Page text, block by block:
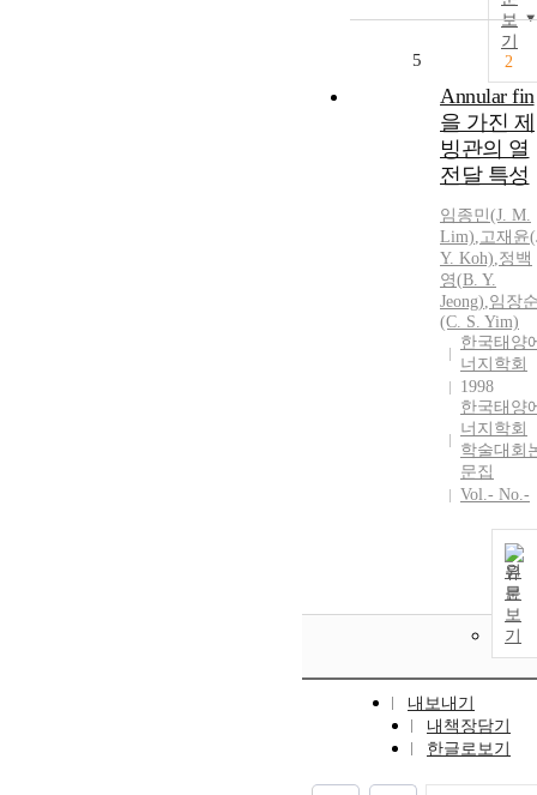
보
기
2
5
Annular fin
을 가진 제
빙관의 열
전달 특성
임종민(J. M.
Lim),고재윤
Y. Koh),정백
영(B. Y.
Jeong),임장
(C. S. Yim)
한국태양
너지학회
1998
한국태양
너지학회
학술대회
문집
Vol.- No.-
원
문
보
기
내보내기
내책장담기
한글로보기